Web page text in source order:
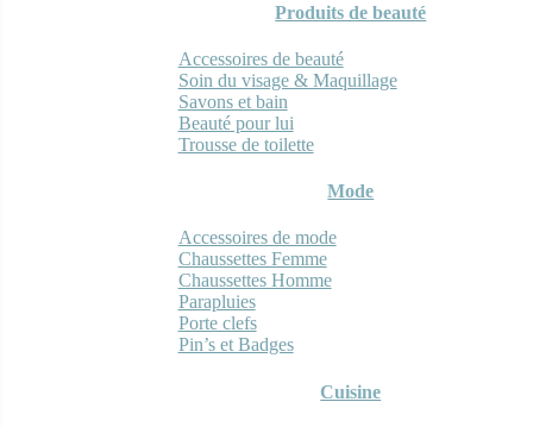
Produits de beauté
Accessoires de beauté
Soin du visage & Maquillage
Savons et bain
Beauté pour lui
Trousse de toilette
Mode
Accessoires de mode
Chaussettes Femme
Chaussettes Homme
Parapluies
Porte clefs
Pin’s et Badges
Cuisine